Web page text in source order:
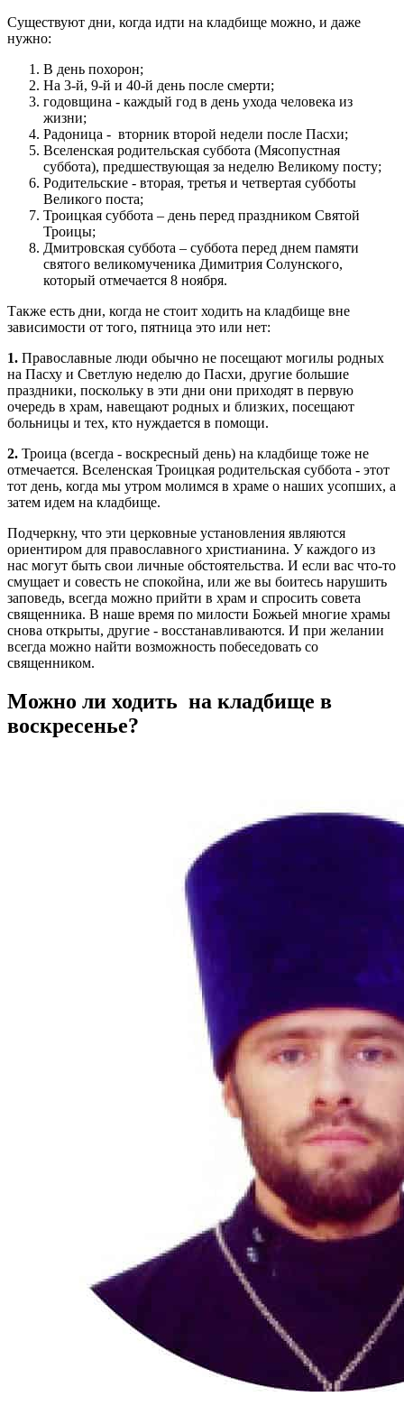
Существуют дни, когда идти на кладбище можно, и даже
нужно:
В день похорон;
На 3-й, 9-й и 40-й день после смерти;
годовщина - каждый год в день ухода человека из
жизни;
Радоница - вторник второй недели после Пасхи;
Вселенская родительская суббота (Мясопустная
суббота), предшествующая за неделю Великому посту;
Родительские - вторая, третья и четвертая субботы
Великого поста;
Троицкая суббота – день перед праздником Святой
Троицы;
Дмитровская суббота – суббота перед днем памяти
святого великомученика Димитрия Солунского,
который отмечается 8 ноября.
Также есть дни, когда не стоит ходить на кладбище вне
зависимости от того, пятница это или нет:
1. Православные люди обычно не посещают могилы родных
на Пасху и Светлую неделю до Пасхи, другие большие
праздники, поскольку в эти дни они приходят в первую
очередь в храм, навещают родных и близких, посещают
больницы и тех, кто нуждается в помощи.
2. Троица (всегда - воскресный день) на кладбище тоже не
отмечается. Вселенская Троицкая родительская суббота - этот
тот день, когда мы утром молимся в храме о наших усопших, а
затем идем на кладбище.
Подчеркну, что эти церковные установления являются
ориентиром для православного христианина. У каждого из
нас могут быть свои личные обстоятельства. И если вас что-то
смущает и совесть не спокойна, или же вы боитесь нарушить
заповедь, всегда можно прийти в храм и спросить совета
священника. В наше время по милости Божьей многие храмы
снова открыты, другие - восстанавливаются. И при желании
всегда можно найти возможность побеседовать со
священником.
Можно ли ходить на кладбище в
воскресенье?